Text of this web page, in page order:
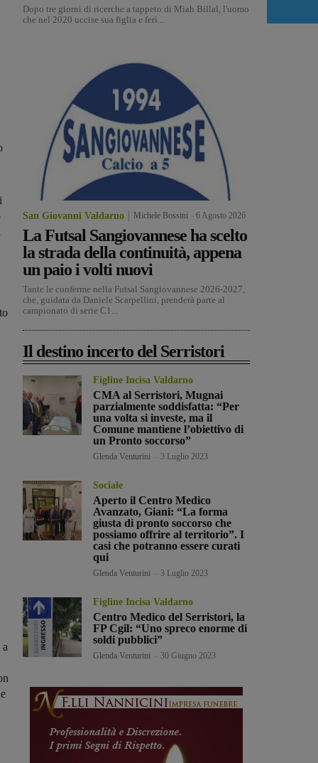
Dopo tre giorni di ricerche a tappeto di Miah Billal, l'uomo
che nel 2020 uccise sua figlia e ferì...
San Giovanni Valdarno Michele Bossini 6 Agosto 2026
La Futsal Sangiovannese ha scelto
la strada della continuità, appena
un paio i volti nuovi
Tante le conferme nella Futsal Sangiovannese 2026-2027,
che, guidata da Daniele Scarpellini, prenderà parte al
campionato di serie C1...
Il destino incerto del Serristori
Figline Incisa Valdarno
CMA al Serristori, Mugnai
parzialmente soddisfatta: “Per
una volta si investe, ma il
Comune mantiene l’obiettivo di
un Pronto soccorso”
Glenda Venturini 3 Luglio 2023
Sociale
Aperto il Centro Medico
Avanzato, Giani: “La forma
giusta di pronto soccorso che
possiamo offrire al territorio”. I
casi che potranno essere curati
qui
Glenda Venturini 3 Luglio 2023
Figline Incisa Valdarno
Centro Medico del Serristori, la
FP Cgil: “Uno spreco enorme di
soldi pubblici”
Glenda Venturini 30 Giugno 2023